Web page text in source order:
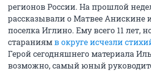
регионов России. На прошлой
рассказывали о Матвее Анискине
поселка Иглино. Ему всего 11 лет,
стараниямв округе исчезли
Герой сегодняшнего материала
возможно, самый юный